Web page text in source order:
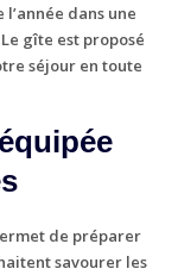
dans une
gîte est proposé
séjour en toute
de préparer
savourer les